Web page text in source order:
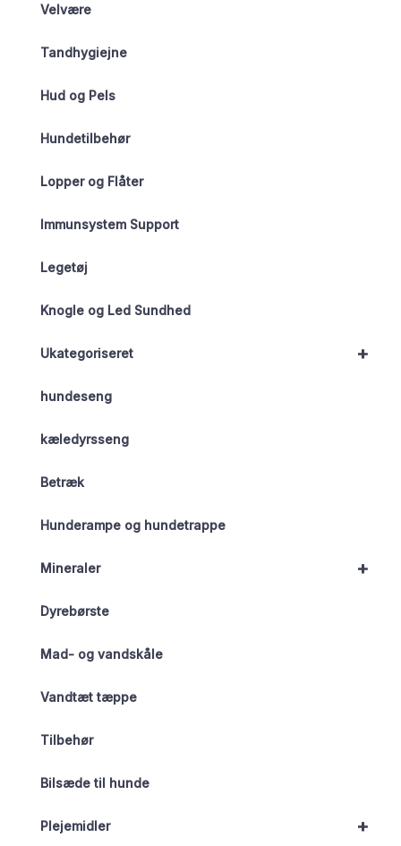
Velvære
Tandhygiejne
Hud og Pels
Hundetilbehør
Lopper og Flåter
Immunsystem Support
Legetøj
Knogle og Led Sundhed
+
Ukategoriseret
hundeseng
kæledyrsseng
Betræk
Hunderampe og hundetrappe
+
Mineraler
Dyrebørste
Mad- og vandskåle
Vandtæt tæppe
Tilbehør
Bilsæde til hunde
+
Plejemidler